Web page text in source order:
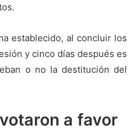
establecido, al concluir los
y cinco días después es
o no la destitución del
a favor